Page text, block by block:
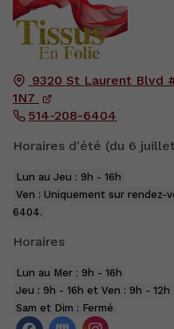
9320 St Laurent Blvd
1N7
514-208-6404
Horaires d'été (du 6
Lun au Jeu : 9h - 16h
Ven : Uniquement sur rendez-
6404.
Horaires
Lun au Mer : 9h - 16h
Jeu : 9h - 16h et Ven : 9h - 12h
Sam et Dim : Fermé